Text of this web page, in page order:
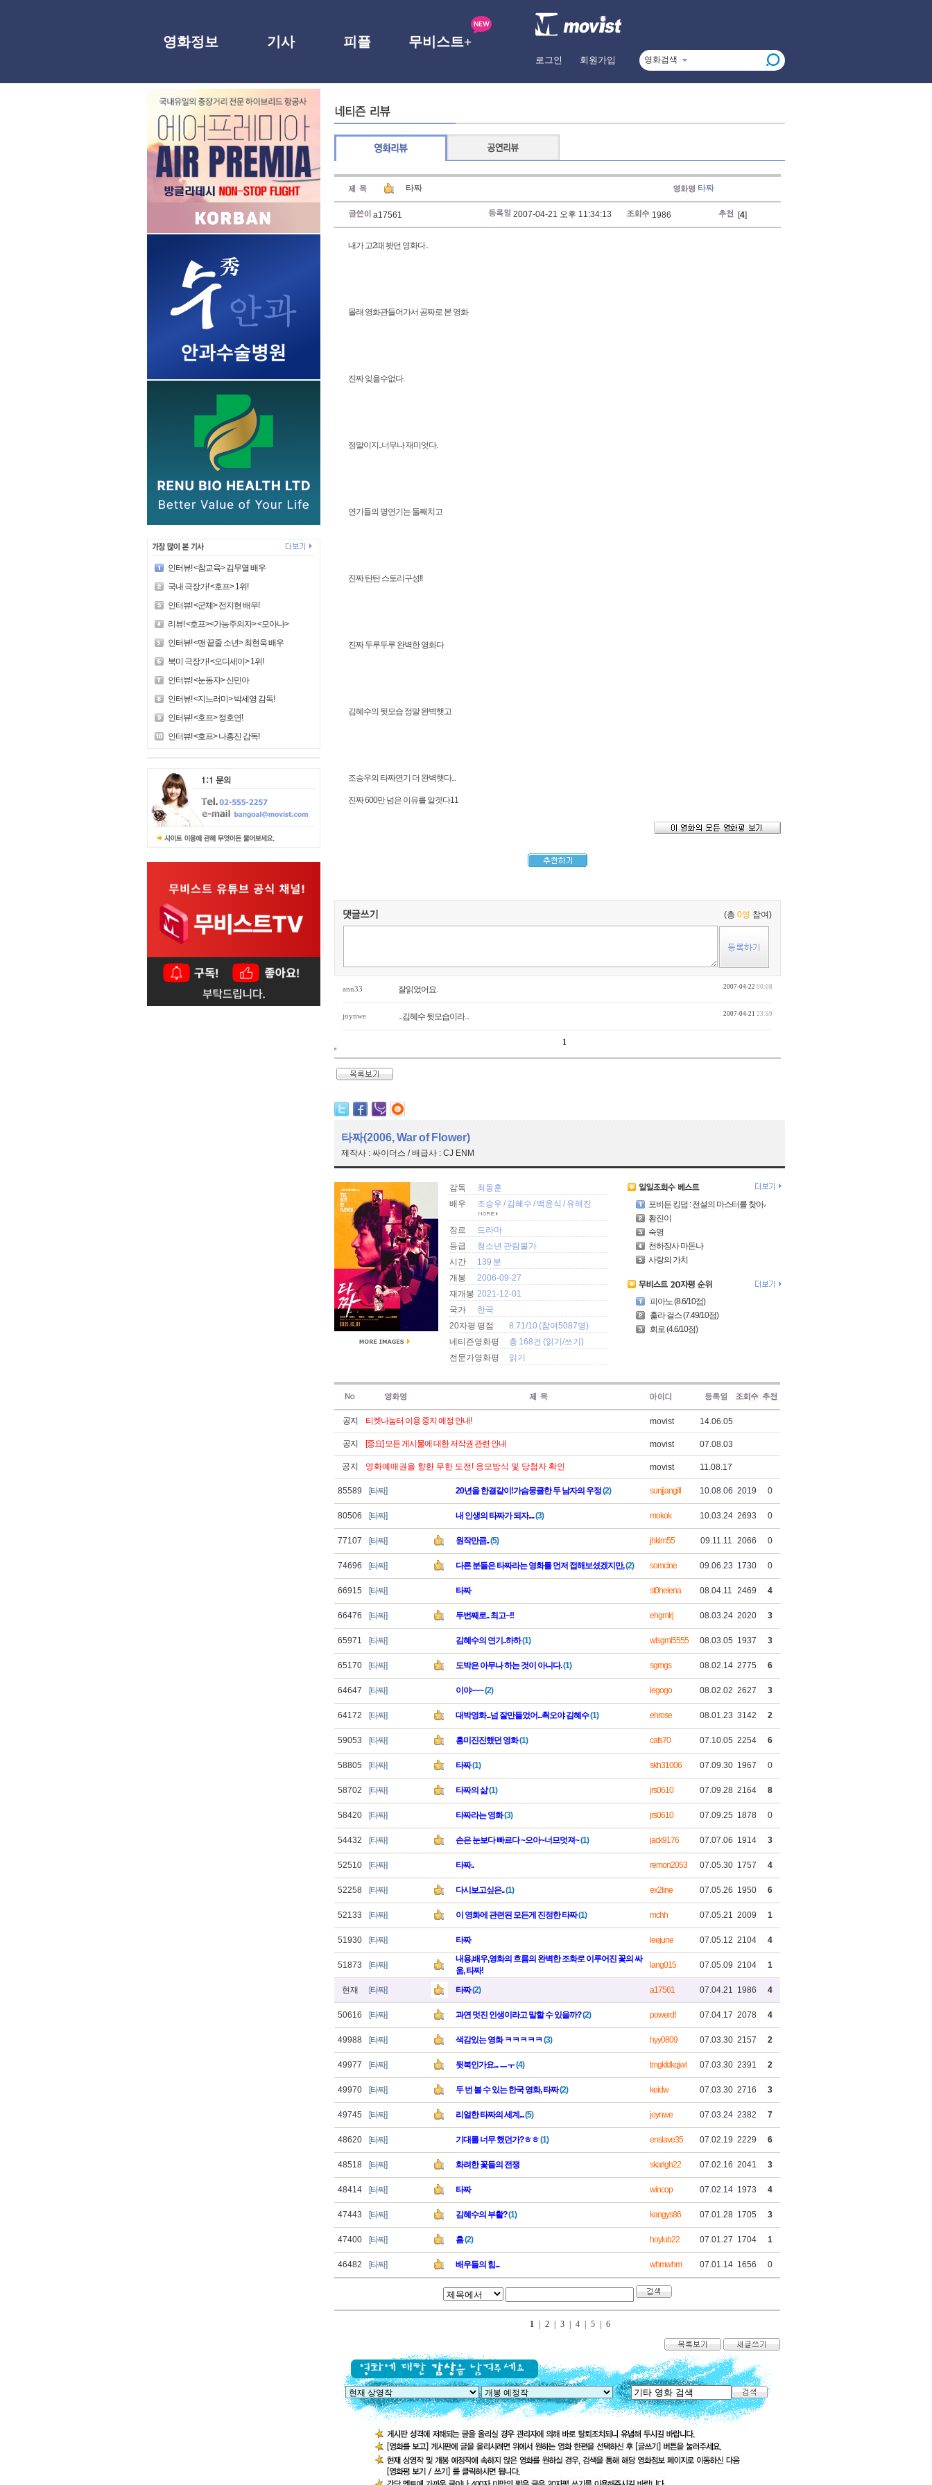
영화정보 기사 피플 무비스트+
로그인 회원가입 영화검색
인터뷰! <참교육> 김무열 배우
국내 극장가! <호프> 1위!
인터뷰! <군체> 전지현 배우!
리뷰! <호프><가능주의자> <모아나>
인터뷰! <맨 끝줄 소년> 최현욱 배우
북미 극장가! <오디세이> 1위!
인터뷰! <눈동자> 신민아
인터뷰! <지느러미> 박세영 감독!
인터뷰! <호프> 정호연!
인터뷰! <호프> 나홍진 감독!
타짜 타짜
a17561 2007-04-21 오후 11:34:13 1986 [4]
내가 고2때 봣던 영화다..
몰래 영화관들어가서 공짜로 본 영화
진짜 잊을수없다.
정말이지..너무나 재미엇다.
연기들의 명연기는 둘째치고
진짜 탄탄 스토리구성!!
진짜 두루두루 완벽한 영화다
김혜수의 뒷모습 정말 완벽햇고
조승우의 타짜연기 더 완벽햇다...
진짜 600만 넘은 이유를 알겟다11
(총 0명 참여)
ann33 잘읽었어요. 2007-04-22 00:08
joynwe ...김혜수 뒷모습이라... 2007-04-21 23:59
1
타짜(2006, War of Flower)
제작사 : 싸이더스 / 배급사 : CJ ENM
감독
최동훈
배우
조승우 /김혜수 /백윤식 /유해진
장르
드라마
등급
청소년 관람불가
시간
139 분
개봉
2006-09-27
재개봉 2021-12-01
국가
한국
20자평 평점
8.71/10 (참여5087명)
네티즌영화평
총 168건 (읽기 /쓰기 )
전문가영화평
읽기
포비든 킹덤 : 전설의 마스터를 찾아서
황진이
숙명
천하장사 마돈나
사랑의 가치
피아노 (8.6/10점)
훌라 걸스 (7.49/10점)
회로 (4.6/10점)
공지 티켓나눔터 이용 중지 예정 안내! movist 14.06.05
공지 [중요] 모든 게시물에 대한 저작권 관련 안내 movist 07.08.03
공지 영화예매권을 향한 무한 도전! 응모방식 및 당첨자 확인 movist 11.08.17
85589 [타짜] 20년을 한결같이!가슴뭉클한 두 남자의 우정(2) sunjjangill 10.08.06 2019 0
80506 [타짜] 내 인생의 타짜가 되자....(3) mokok 10.03.24 2693 0
77107 [타짜] 원작만큼..(5) jhkim55 09.11.11 2066 0
74696 [타짜] 다른 분들은 타짜라는 영화를 먼저 접해보셨겠지만,(2) somcine 09.06.23 1730 0
66915 [타짜] 타짜 st0helena 08.04.11 2469 4
66476 [타짜] 두번째로.. 최고~!! ehgmlrj 08.03.24 2020 3
65971 [타짜] 김혜수의 연기..하하(1) wlsgml5555 08.03.05 1937 3
65170 [타짜] 도박은 아무나 하는 것이 아니다.(1) sgmgs 08.02.14 2775 6
64647 [타짜] 이야~~~(2) legogo 08.02.02 2627 3
64172 [타짜] 대박영화...넘 잘만들었어...쵝오야 김혜수(1) ehrose 08.01.23 3142 2
59053 [타짜] 흥미진진했던 영화(1) cats70 07.10.05 2254 6
58805 [타짜] 타짜(1) skh31006 07.09.30 1967 0
58702 [타짜] 타짜의 삶(1) jrs0610 07.09.28 2164 8
58420 [타짜] 타짜라는 영화(3) jrs0610 07.09.25 1878 0
54432 [타짜] 손은 눈보다 빠르다 ~으아~너므멋져~(1) jack9176 07.07.06 1914 3
52510 [타짜] 타짜.. remon2053 07.05.30 1757 4
52258 [타짜] 다시보고싶은..(1) ex2line 07.05.26 1950 6
52133 [타짜] 이 영화에 관련된 모든게 진정한 타짜(1) mchh 07.05.21 2009 1
51930 [타짜] 타짜 leejune 07.05.12 2104 4
51873 [타짜]
내용,배우,영화의 흐름의 완벽한 조화로 이루어진 꽃의 싸
움, 타짜!
lang015 07.05.09 2104 1
현재 [타짜] 타짜(2) a17561 07.04.21 1986 4
50616 [타짜] 과연 멋진 인생이라고 말할 수 있을까?(2) powerdf 07.04.17 2078 4
49988 [타짜] 색감있는 영화 ㅋㅋㅋㅋㅋ (3) hyy0809 07.03.30 2157 2
49977 [타짜] 뒷북인가요... ㅡㅜ(4) tmgkfdkqjwl 07.03.30 2391 2
49970 [타짜] 두 번 볼 수 있는 한국 영화, 타짜(2) keidw 07.03.30 2716 3
49745 [타짜] 리얼한 타짜의 세계...(5) joynwe 07.03.24 2382 7
48620 [타짜] 기대를 너무 했던가?ㅎㅎ(1) enslave35 07.02.19 2229 6
48518 [타짜] 화려한 꽃들의 전쟁 skarlgh22 07.02.16 2041 3
48414 [타짜] 타짜 wincop 07.02.14 1973 4
47443 [타짜] 김혜수의 부활?(1) kangys86 07.01.28 1705 3
47400 [타짜] 흠(2) hoylub22 07.01.27 1704 1
46482 [타짜] 배우들의 힘... whmwhm 07.01.14 1656 0
1 2 3 4 5 6